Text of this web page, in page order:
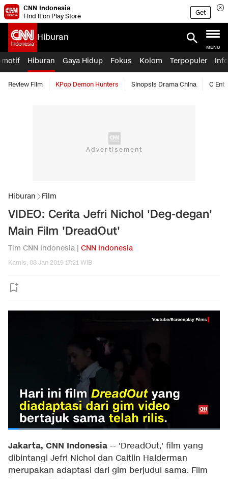
CNN Indonesia
Find it on Play Store
Get
Hiburan
MENU
Hiburan Gaya Hidup Fokus Kolom Terpopuler
Review Film KPop Demon Hunters Sinopsis Drama China C Ent
Hiburan Film
VIDEO: Cerita Jefri Nichol 'Deg-degan'
Main Film 'DreadOut'
Tim CNN Indonesia | CNN Indonesia
Kamis, 03 Jan 2019 17:21 WIB
Jakarta, CNN Indonesia -- 'DreadOut,' film yang
dibintangi Jefri Nichol dan Caitlin Halderman
merupakan adaptasi dari gim berjudul sama. Film